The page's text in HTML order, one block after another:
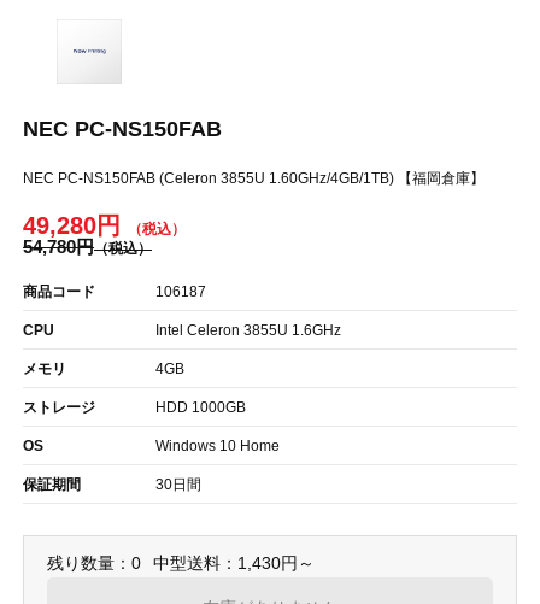
NEC PC-NS150FAB
NEC PC-NS150FAB (Celeron 3855U 1.60GHz/4GB/1TB) 【福岡倉庫】
49,280円
54,780円
商品コード 106187
CPU Intel Celeron 3855U 1.6GHz
メモリ 4GB
ストレージ HDD 1000GB
OS Windows 10 Home
保証期間 30日間
残り数量：0 中型送料：1,430円～